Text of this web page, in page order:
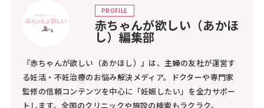
PROFILE
赤ちゃんが欲しい（あかほ
し）編集部
『赤ちゃんが欲しい（あかほし）』は、主婦の友社が運営す
る妊活・不妊治療のお悩み解決メディア。ドクターや専門家
監修の信頼コンテンツを中心に「妊娠したい」を全力サポー
トします。全国のクリニックや施設の検索もラクラク。